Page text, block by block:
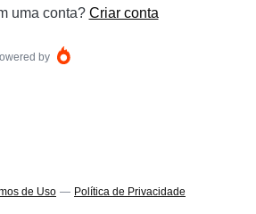
uma conta? Criar conta
by
de Uso — Política de Privacidade